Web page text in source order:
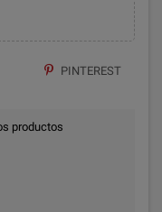
PINTEREST
productos